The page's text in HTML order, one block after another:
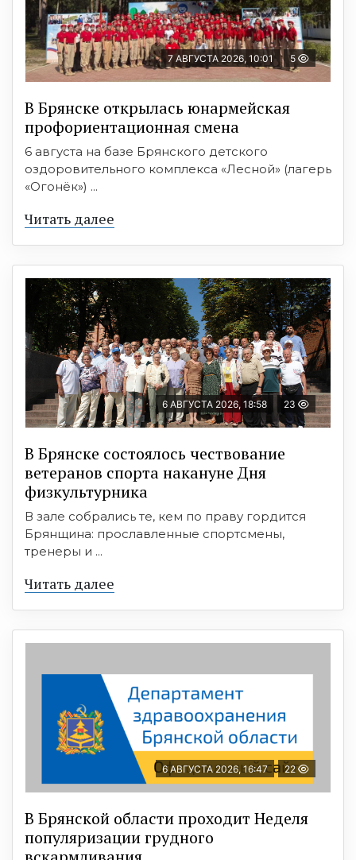
7 АВГУСТА 2026, 10:01 5
В Брянске открылась юнармейская
профориентационная смена
6 августа на базе Брянского детского
оздоровительного комплекса «Лесной» (лагерь
«Огонёк») ...
Читать далее
6 АВГУСТА 2026, 18:58 23
В Брянске состоялось чествование
ветеранов спорта накануне Дня
физкультурника
В зале собрались те, кем по праву гордится
Брянщина: прославленные спортсмены,
тренеры и ...
Читать далее
6 АВГУСТА 2026, 16:47 22
В Брянской области проходит Неделя
популяризации грудного